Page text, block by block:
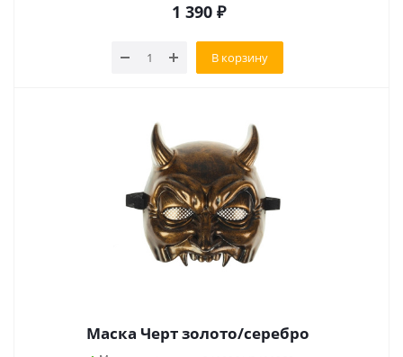
1 390₽
В корзину
Маска Черт золото/серебро